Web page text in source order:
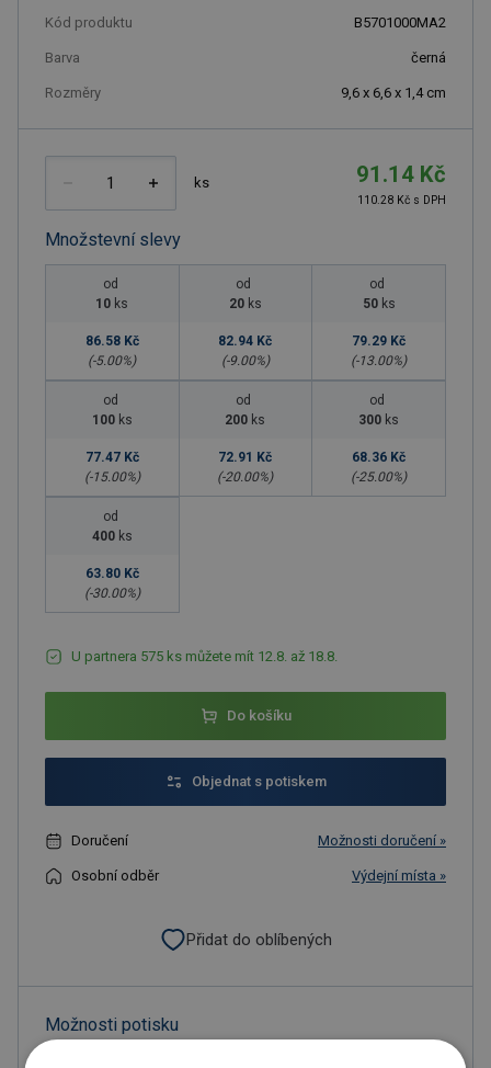
Kód produktu B5701000MA2
Barva černá
Rozměry 9,6 x 6,6 x 1,4 cm
ks 91.14 Kč
110.28 Kč s DPH
Množstevní slevy
od
10 ks
86.58 Kč
(-5.00%)
od
20 ks
82.94 Kč
(-9.00%)
od
50 ks
79.29 Kč
(-13.00%)
od
100 ks
77.47 Kč
(-15.00%)
od
200 ks
72.91 Kč
(-20.00%)
od
300 ks
68.36 Kč
(-25.00%)
od
400 ks
63.80 Kč
(-30.00%)
U partnera 575 ks můžete mít 12.8. až 18.8.
Do košíku
Objednat s potiskem
Doručení Možnosti doručení »
Osobní odběr Výdejní místa »
Přidat do oblíbených
Možnosti potisku